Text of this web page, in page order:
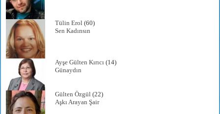
Tülin Erol (60)
Sen Kadınsın
Ayşe Gülten Kırıcı (14)
Günaydın
Gülten Özgül (22)
Aşkı Arayan Şair